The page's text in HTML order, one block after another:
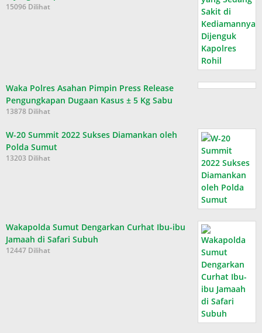
15096 Dilihat
Waka Polres Asahan Pimpin Press Release
Pengungkapan Dugaan Kasus ± 5 Kg Sabu
13878 Dilihat
W-20 Summit 2022 Sukses Diamankan oleh
Polda Sumut
13203 Dilihat
Wakapolda Sumut Dengarkan Curhat Ibu-ibu
Jamaah di Safari Subuh
12447 Dilihat